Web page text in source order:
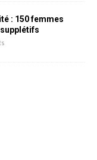
: 150 femmes